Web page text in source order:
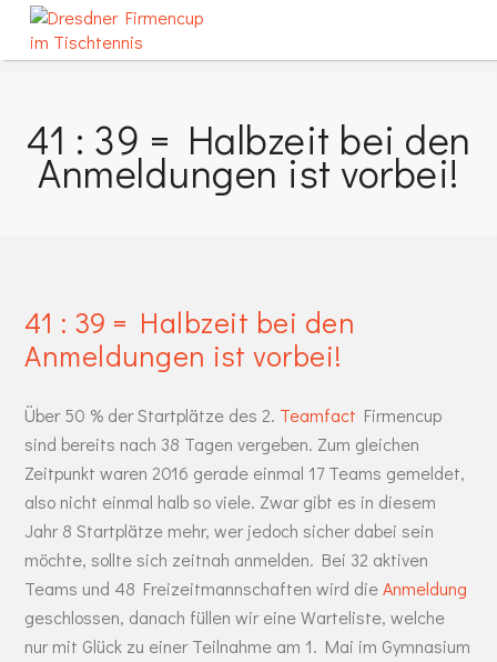
41 : 39 = Halbzeit bei den
Anmeldungen ist vorbei!
41 : 39 = Halbzeit bei den
Anmeldungen ist vorbei!
Über 50 % der Startplätze des 2. Teamfact Firmencup
sind bereits nach 38 Tagen vergeben. Zum gleichen
Zeitpunkt waren 2016 gerade einmal 17 Teams gemeldet,
also nicht einmal halb so viele. Zwar gibt es in diesem
Jahr 8 Startplätze mehr, wer jedoch sicher dabei sein
möchte, sollte sich zeitnah anmelden. Bei 32 aktiven
Teams und 48 Freizeitmannschaften wird dieAnmeldung
geschlossen, danach füllen wir eine Warteliste, welche
nur mit Glück zu einer Teilnahme am 1. Mai im Gymnasium